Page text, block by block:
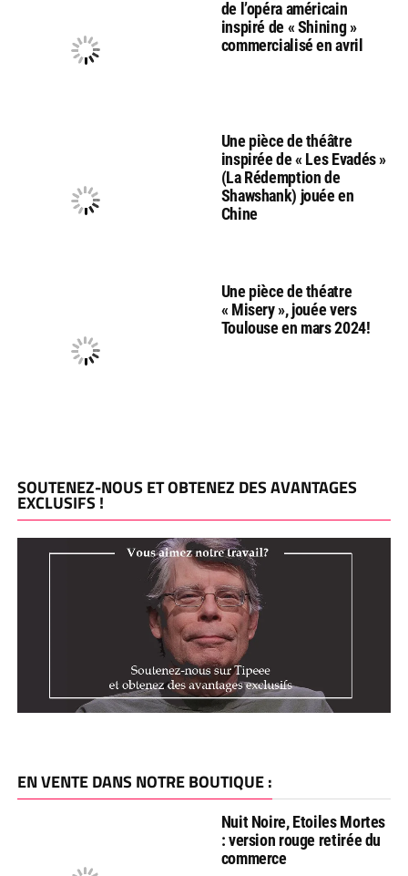
de l’opéra américain
inspiré de « Shining »
commercialisé en avril
Une pièce de théâtre
inspirée de « Les Evadés »
(La Rédemption de
Shawshank) jouée en
Chine
Une pièce de théatre
« Misery », jouée vers
Toulouse en mars 2024!
SOUTENEZ-NOUS ET OBTENEZ DES AVANTAGES
EXCLUSIFS !
EN VENTE DANS NOTRE BOUTIQUE :
Nuit Noire, Etoiles Mortes
: version rouge retirée du
commerce